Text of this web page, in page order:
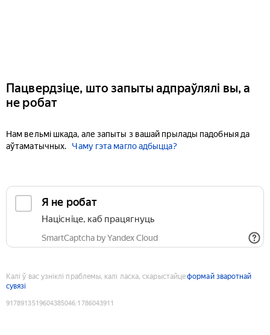
Пацвердзіце, што запыты адпраўлялі вы, а
не робат
Нам вельмі шкада, але запыты з вашай прылады падобныя да
аўтаматычных.
Чаму гэта магло адбыцца?
Я не робат
Націсніце, каб працягнуць
SmartCaptcha by Yandex Cloud
Калі ў вас узніклі праблемы, калі ласка, скарыстайцеформай зваротнай
сувязі
9178913519604385046:1786043911